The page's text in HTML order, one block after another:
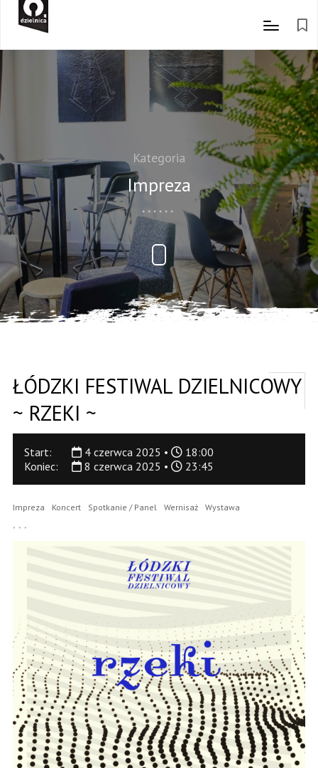
Kategoria
Impreza
ŁÓDZKI FESTIWAL DZIELNICOWY
~ RZEKI ~
Start: 4 czerwca 2025 •
18:00
Koniec:
8 czerwca 2025 • 23:45
Impreza Koncert Spotkanie / Panel Wernisaż Wystawa